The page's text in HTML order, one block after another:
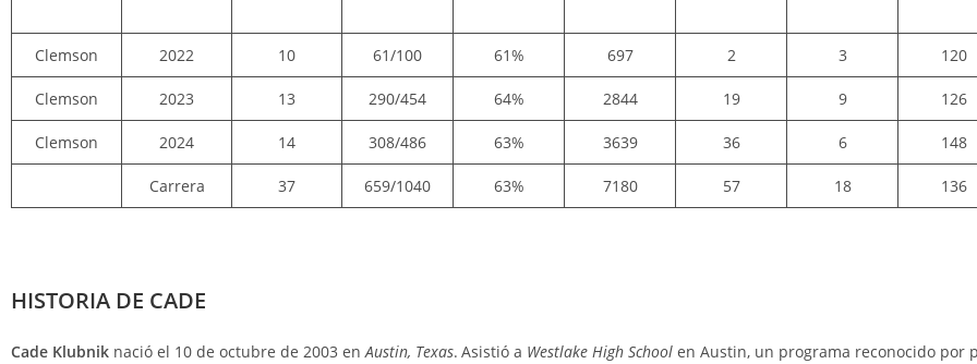
Clemson 2022 10 61/100 61% 697 2 3 120
Clemson 2023 13 290/454 64% 2844 19 9 126
Clemson 2024 14 308/486 63% 3639 36 6 148
Carrera 37 659/1040 63% 7180 57 18 136
HISTORIA DE CADE
Cade Klubnik nació el 10 de octubre de 2003 en Austin, Texas. Asistió a Westlake High School en Austin, un programa reconocido por